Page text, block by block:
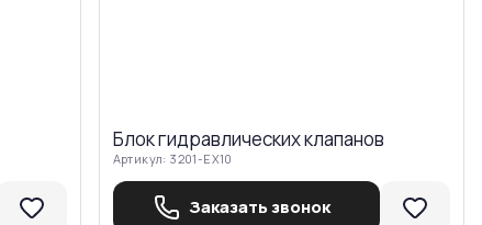
Блок гидравлических клапанов
Артикул: 3201-EX10
Заказать звонок